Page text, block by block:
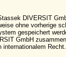
DIVERSIT
ohne vorherige
gespeichert
GmbH
internationalem Recht.